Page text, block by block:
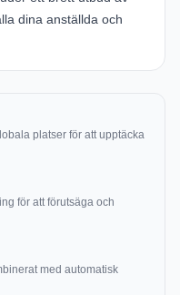
dina anställda och
platser för att upptäcka
för att förutsäga och
med automatisk